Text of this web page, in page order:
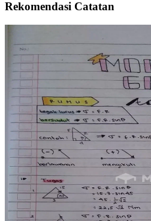
Rekomendasi Catatan